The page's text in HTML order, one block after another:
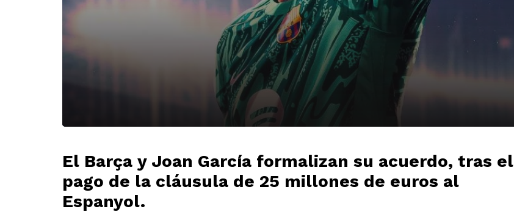
El Barça y Joan García formalizan su acuerdo, tras el
pago de la cláusula de 25 millones de euros al
Espanyol.